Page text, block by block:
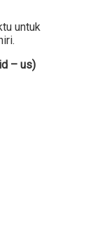
untuk
– us)